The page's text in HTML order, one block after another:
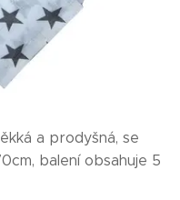
a prodyšná, se
balení obsahuje 5